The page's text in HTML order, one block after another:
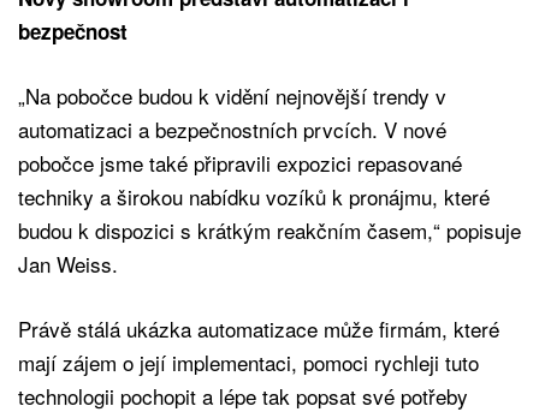
bezpečnost
„Na pobočce budou k vidění nejnovější trendy v
automatizaci a bezpečnostních prvcích. V nové
pobočce jsme také připravili expozici repasované
techniky a širokou nabídku vozíků k pronájmu, které
budou k dispozici s krátkým reakčním časem,“ popisuje
Jan Weiss.
Právě stálá ukázka automatizace může firmám, které
mají zájem o její implementaci, pomoci rychleji tuto
technologii pochopit a lépe tak popsat své potřeby